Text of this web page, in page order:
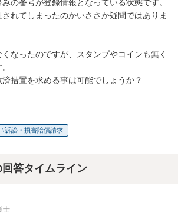
の番号が登録情報となっている状態です。
れてしまったのかいささか疑問ではありま
なったのですが、スタンプやコインも無く
措置を求める事は可能でしょうか？
訴訟・損害賠償請求
答タイムライン
士